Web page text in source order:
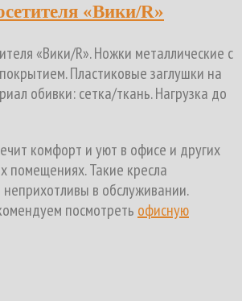
«Вики/R»
«Вики/R». Ножки металлические с
Пластиковые заглушки на
обивки: сетка/ткань. Нагрузка до
комфорт и уют в офисе и других
помещениях. Такие кресла
в обслуживании.
посмотреть офисную